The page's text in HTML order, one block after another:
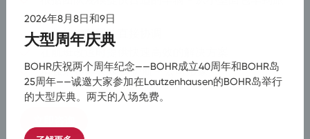
游巴士
与您的运营团队直接协调
在航班改道时提供快速高效的解决方案
增强乘客体验 & 保护航空公司形象
大型周年庆典
2026年8月8日和9日
BOHR庆祝两个周年纪念——BOHR成立40周年和BOHR岛
25周年——诚邀大家参加在Lautzenhausen的BOHR岛举行
的大型庆典。两天的入场免费。